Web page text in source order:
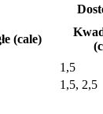
(cale)
1,5
1,5, 2,5